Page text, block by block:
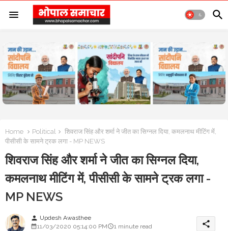
Home Political
शिवराज सिंह और शर्मा ने जीत का सिग्नल दिया, कमलनाथ मीटिंग में,
पीसीसी के सामने ट्रक लगा - MP NEWS
शिवराज सिंह और शर्मा ने जीत का सिग्नल दिया,
कमलनाथ मीटिंग में, पीसीसी के सामने ट्रक लगा -
MP NEWS
person Updesh Awasthee
11/03/2020 05:14:00 PM
1 minute read share